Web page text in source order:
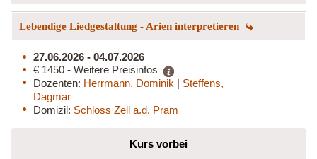
Lebendige Liedgestaltung - Arien interpretieren
27.06.2026 - 04.07.2026
€ 1450 - Weitere Preisinfos
Dozenten: Herrmann, Dominik | Steffens,
Dagmar
Domizil: Schloss Zell a.d. Pram
Kurs vorbei